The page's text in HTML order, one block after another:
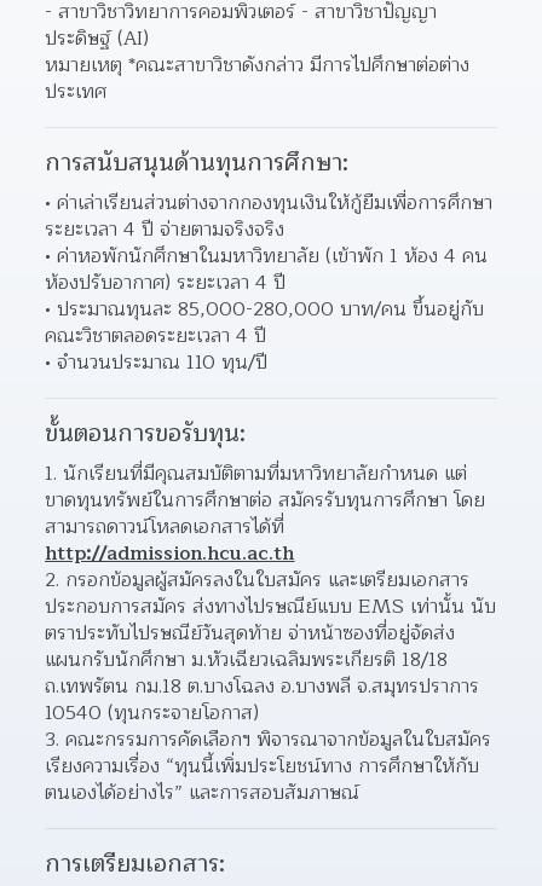
- สาขาวิชาวิทยาการคอมพิวเตอร์ - สาขาวิชาปัญญา
ประดิษฐ์ (AI)
หมายเหตุ *คณะสาขาวิชาดังกล่าว มีการไปศึกษาต่อต่าง
ประเทศ
การสนับสนุนด้านทุนการศึกษา:
ค่าเล่าเรียนส่วนต่างจากกองทุนเงินให้กู้ยืมเพื่อการศึกษา
ระยะเวลา 4 ปี จ่ายตามจริงจริง
ค่าหอพักนักศึกษาในมหาวิทยาลัย (เข้าพัก 1 ห้อง 4 คน
ห้องปรับอากาศ) ระยะเวลา 4 ปี
ประมาณทุนละ 85,000-280,000 บาท/คน ขึ้นอยู่กับ
คณะวิชาตลอดระยะเวลา 4 ปี
จำนวนประมาณ 110 ทุน/ปี
ขั้นตอนการขอรับทุน:
1. นักเรียนที่มีคุณสมบัติตามที่มหาวิทยาลัยกำหนด แต่
ขาดทุนทรัพย์ในการศึกษาต่อ สมัครรับทุนการศึกษา โดย
http://admission.hcu.ac.th
2. กรอกข้อมูลผู้สมัครลงในใบสมัคร และเตรียมเอกสาร
ประกอบการสมัคร ส่งทางไปรษณีย์แบบ EMS เท่านั้น นับ
ตราประทับไปรษณีย์วันสุดท้าย จ่าหน้าซองที่อยู่จัดส่ง
แผนกรับนักศึกษา ม.หัวเฉียวเฉลิมพระเกียรติ 18/18
ถ.เทพรัตน กม.18 ต.บางโฉลง อ.บางพลี จ.สมุทรปราการ
10540 (ทุนกระจายโอกาส)
3. คณะกรรมการคัดเลือกฯ พิจารณาจากข้อมูลในใบสมัคร
เรียงความเรื่อง “ทุนนี้เพิ่มประโยชน์ทาง การศึกษาให้กับ
ตนเองได้อย่างไร” และการสอบสัมภาษณ์
การเตรียมเอกสาร: